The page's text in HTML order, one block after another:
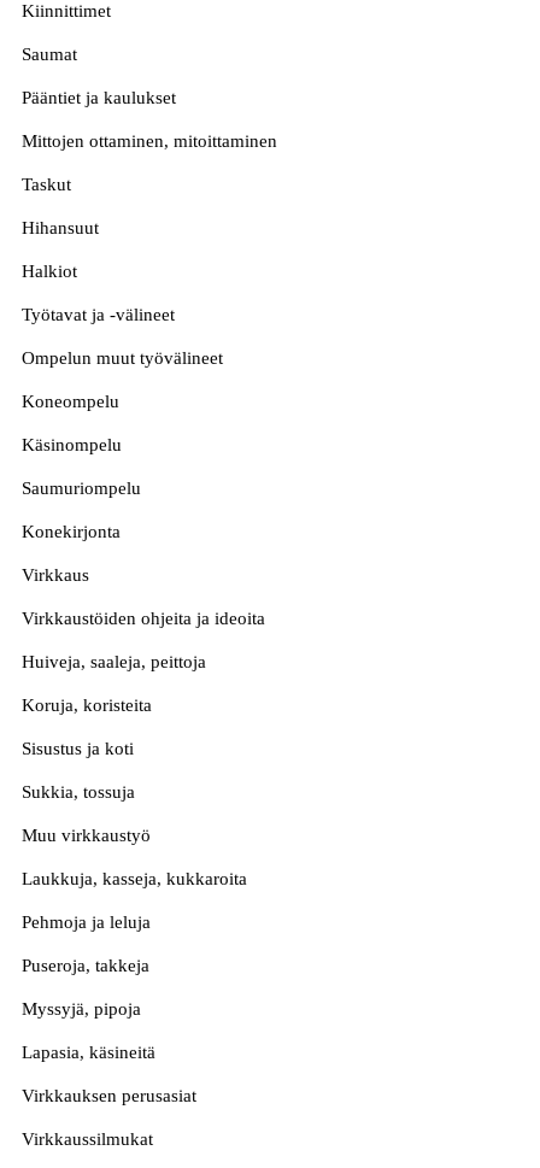
Kiinnittimet
Saumat
Pääntiet ja kaulukset
Mittojen ottaminen, mitoittaminen
Taskut
Hihansuut
Halkiot
Työtavat ja -välineet
Ompelun muut työvälineet
Koneompelu
Käsinompelu
Saumuriompelu
Konekirjonta
Virkkaus
Virkkaustöiden ohjeita ja ideoita
Huiveja, saaleja, peittoja
Koruja, koristeita
Sisustus ja koti
Sukkia, tossuja
Muu virkkaustyö
Laukkuja, kasseja, kukkaroita
Pehmoja ja leluja
Puseroja, takkeja
Myssyjä, pipoja
Lapasia, käsineitä
Virkkauksen perusasiat
Virkkaussilmukat